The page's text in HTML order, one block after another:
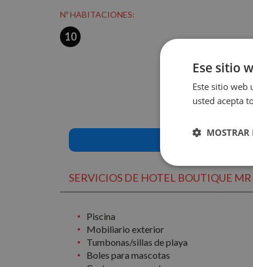
Nº HABITACIONES:
10
SERVICIOS DE HOTEL BOUTIQUE
Piscina
Mobiliario exterior
Tumbonas/sillas de playa
Boles para mascotas
Ese sitio
Este sitio web
usted acepta
MOSTRAR
Cookies
necesarias